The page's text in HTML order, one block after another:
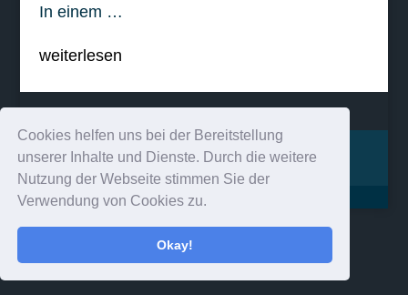
Cookies helfen uns bei der Bereitstellung
unserer Inhalte und Dienste. Durch die weitere
Nutzung der Webseite stimmen Sie der
Verwendung von Cookies zu.
Okay!
In einem …
weiterlesen
Impressum Kontakt